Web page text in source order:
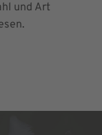
und Art